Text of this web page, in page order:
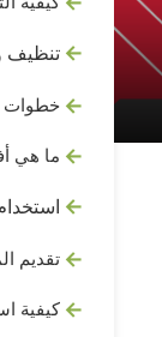
تنظيف
خطوات
تقديم